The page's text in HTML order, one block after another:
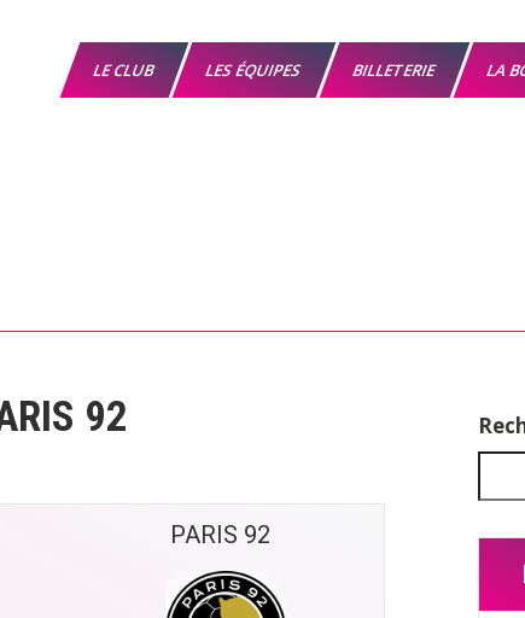
LE CLUB LES ÉQUIPES BILLETERIE LA
92
PARIS 92